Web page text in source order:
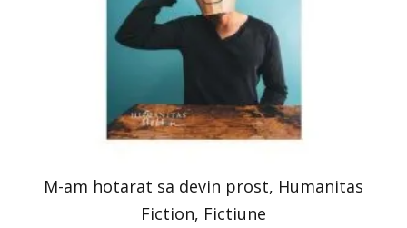
M-am hotarat sa devin prost, Humanitas
Fiction, Fictiune